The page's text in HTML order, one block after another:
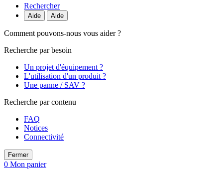
Rechercher
Aide Aide
Comment pouvons-nous vous aider ?
Recherche par besoin
Un projet d'équipement ?
L'utilisation d'un produit ?
Une panne / SAV ?
Recherche par contenu
FAQ
Notices
Connectivité
Fermer
0 Mon panier